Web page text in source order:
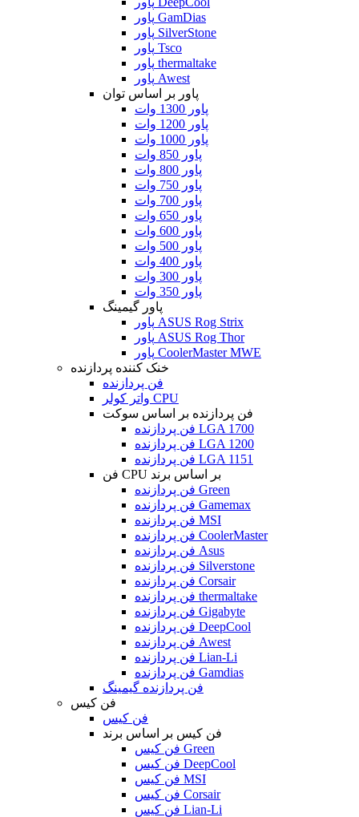
پاور GamDias
پاور SilverStone
پاور Tsco
پاور thermaltake
پاور Awest
پاور بر اساس توان
پاور 1300 وات
پاور 1200 وات
پاور 1000 وات
پاور 850 وات
پاور 800 وات
پاور 750 وات
پاور 700 وات
پاور 650 وات
پاور 600 وات
پاور 500 وات
پاور 400 وات
پاور 300 وات
پاور 350 وات
پاور گیمینگ
پاور ASUS Rog Strix
پاور ASUS Rog Thor
پاور CoolerMaster MWE
خنک کننده پردازنده
فن پردازنده
واتر کولر CPU
فن پردازنده بر اساس سوکت
فن پردازنده LGA 1700
فن پردازنده LGA 1200
فن پردازنده LGA 1151
فن CPU بر اساس برند
فن پردازنده Green
فن پردازنده Gamemax
فن پردازنده MSI
فن پردازنده CoolerMaster
فن پردازنده Asus
فن پردازنده Silverstone
فن پردازنده Corsair
فن پردازنده thermaltake
فن پردازنده Gigabyte
فن پردازنده DeepCool
فن پردازنده Awest
فن پردازنده Lian-Li
فن پردازنده Gamdias
فن پردازنده گیمینگ
فن کیس
فن کیس
فن کیس بر اساس برند
فن کیس Green
فن کیس DeepCool
فن کیس MSI
فن کیس Corsair
فن کیس Lian-Li